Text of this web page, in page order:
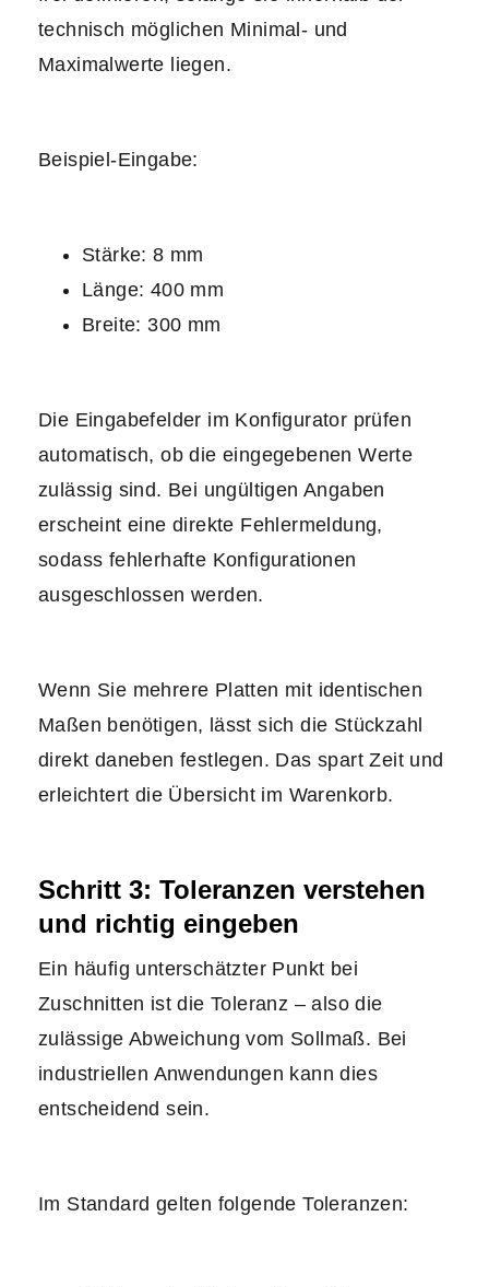
technisch möglichen Minimal- und
Maximalwerte liegen.
Beispiel-Eingabe:
Stärke: 8 mm
Länge: 400 mm
Breite: 300 mm
Die Eingabefelder im Konfigurator prüfen
automatisch, ob die eingegebenen Werte
zulässig sind. Bei ungültigen Angaben
erscheint eine direkte Fehlermeldung,
sodass fehlerhafte Konfigurationen
ausgeschlossen werden.
Wenn Sie mehrere Platten mit identischen
Maßen benötigen, lässt sich die Stückzahl
direkt daneben festlegen. Das spart Zeit und
erleichtert die Übersicht im Warenkorb.
Schritt 3: Toleranzen verstehen
und richtig eingeben
Ein häufig unterschätzter Punkt bei
Zuschnitten ist die Toleranz – also die
zulässige Abweichung vom Sollmaß. Bei
industriellen Anwendungen kann dies
entscheidend sein.
Im Standard gelten folgende Toleranzen: